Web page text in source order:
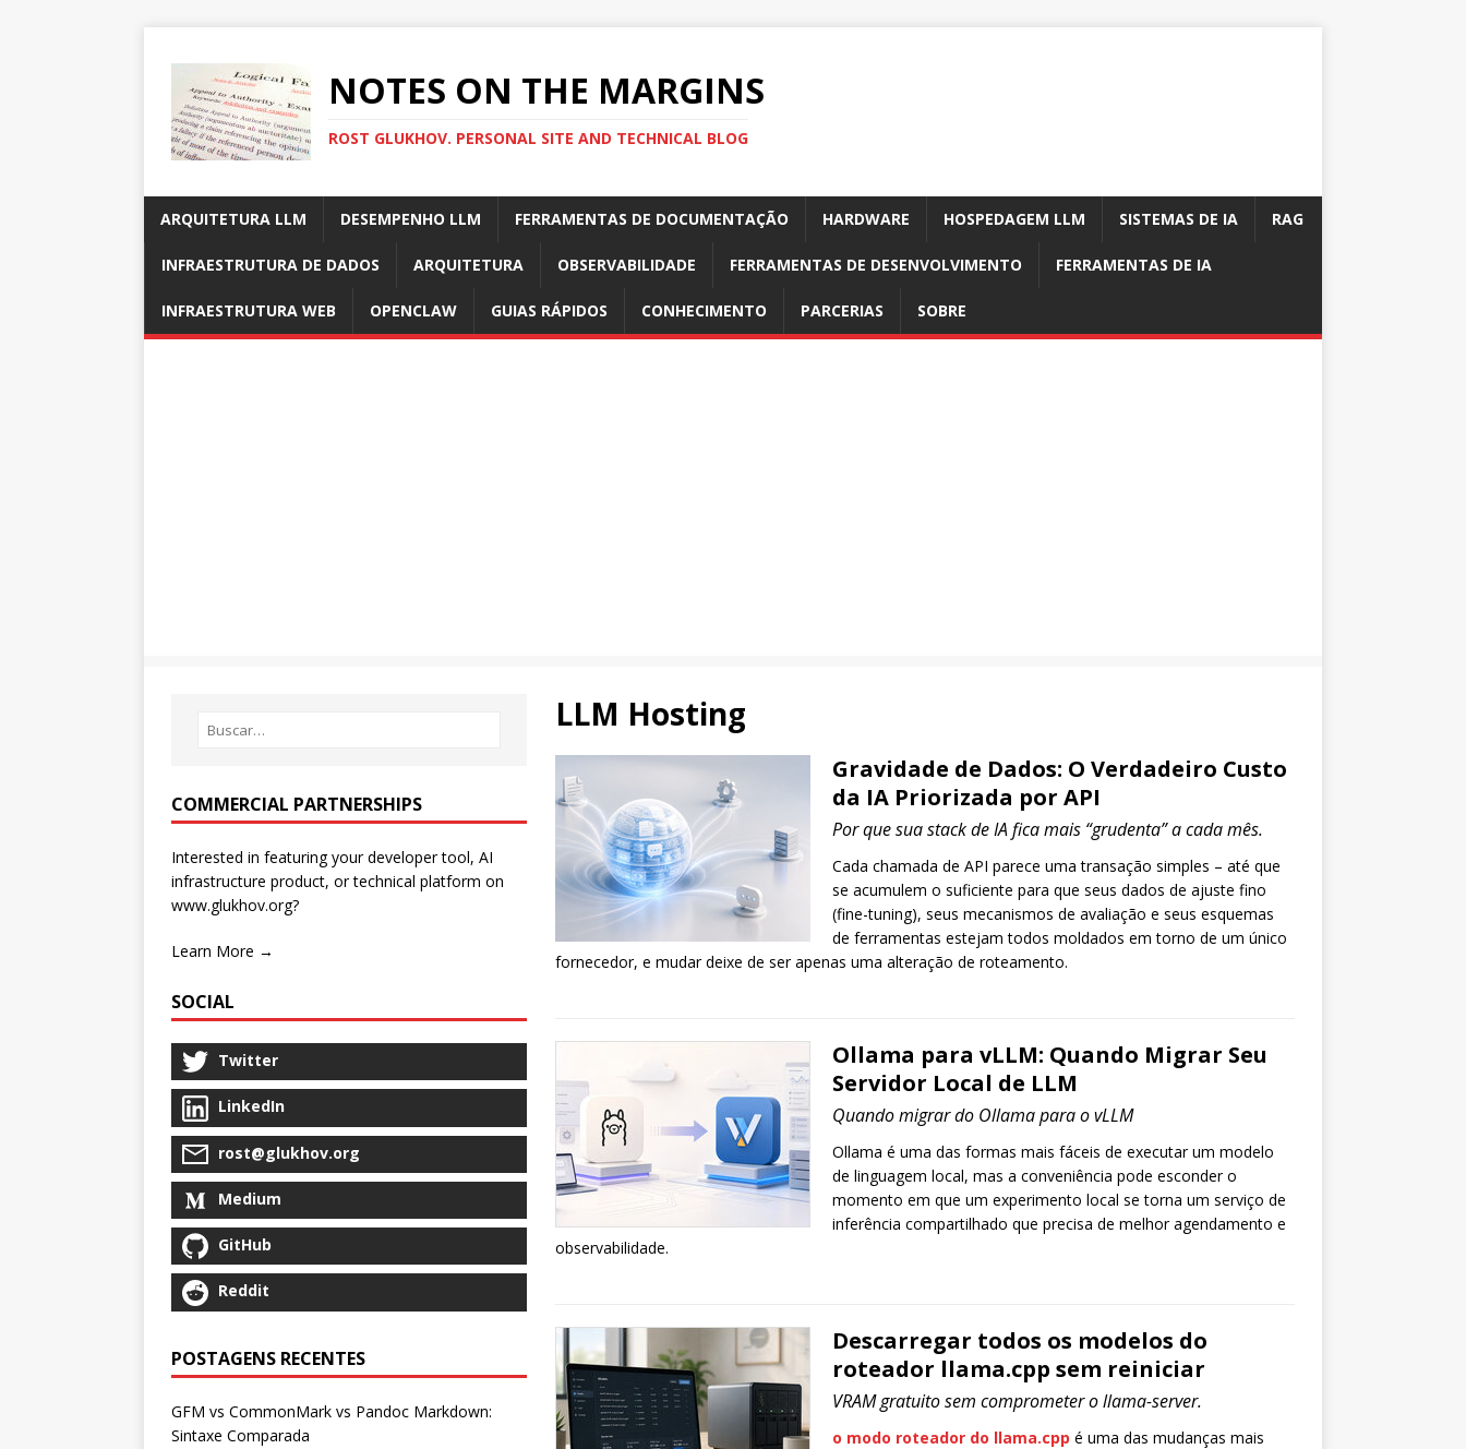
NOTES ON THE MARGINS
ROST GLUKHOV. PERSONAL SITE AND TECHNICAL BLOG
ARQUITETURA LLM DESEMPENHO LLM FERRAMENTAS DE DOCUMENTAÇÃO HARDWARE HOSPEDAGEM LLM SISTEMAS DE IA RAG
INFRAESTRUTURA DE DADOS ARQUITETURA OBSERVABILIDADE FERRAMENTAS DE DESENVOLVIMENTO FERRAMENTAS DE IA
INFRAESTRUTURA WEB OPENCLAW GUIAS RÁPIDOS CONHECIMENTO PARCERIAS SOBRE
LLM Hosting
Gravidade de Dados: O Verdadeiro Custo
da IA Priorizada por API
Por que sua stack de IA fica mais “grudenta” a cada mês.
Cada chamada de API parece uma transação simples – até que
se acumulem o suficiente para que seus dados de ajuste fino
(fine-tuning), seus mecanismos de avaliação e seus esquemas
de ferramentas estejam todos moldados em torno de um único
fornecedor, e mudar deixe de ser apenas uma alteração de roteamento.
Ollama para vLLM: Quando Migrar Seu
Servidor Local de LLM
Quando migrar do Ollama para o vLLM
Ollama é uma das formas mais fáceis de executar um modelo
de linguagem local, mas a conveniência pode esconder o
momento em que um experimento local se torna um serviço de
inferência compartilhado que precisa de melhor agendamento e
observabilidade.
Descarregar todos os modelos do
roteador llama.cpp sem reiniciar
VRAM gratuito sem comprometer o llama-server.
o modo roteador do llama.cpp é uma das mudanças mais
COMMERCIAL PARTNERSHIPS
Interested in featuring your developer tool, AI
infrastructure product, or technical platform on
www.glukhov.org?
Learn More →
SOCIAL
Twitter
LinkedIn
rost@glukhov.org
Medium
GitHub
Reddit
POSTAGENS RECENTES
GFM vs CommonMark vs Pandoc Markdown:
Sintaxe Comparada